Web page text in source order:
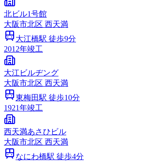
北ビル1号館
大阪市北区 西天満
大江橋駅 徒歩9分
2012年竣工
大江ビルヂング
大阪市北区 西天満
東梅田駅 徒歩10分
1921年竣工
西天満あさひビル
大阪市北区 西天満
なにわ橋駅 徒歩4分